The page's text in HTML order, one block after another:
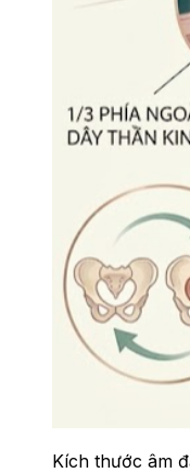
Kích thước âm